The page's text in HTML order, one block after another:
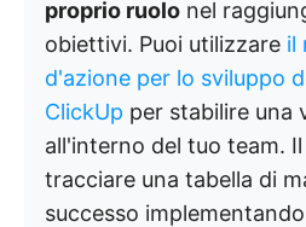
proprio ruolo nel
obiettivi. Puoi utilizzare il
d'azione per lo sviluppo
ClickUp per stabilire una
all'interno del tuo team.
tracciare una tabella di
successo